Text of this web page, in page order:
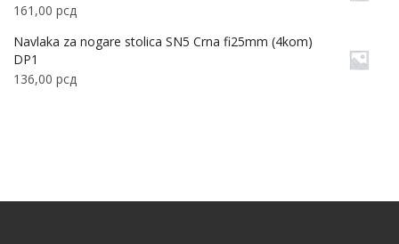
161,00 рсд
Navlaka za nogare stolica SN5 Crna fi25mm (4kom)
DP1
136,00 рсд